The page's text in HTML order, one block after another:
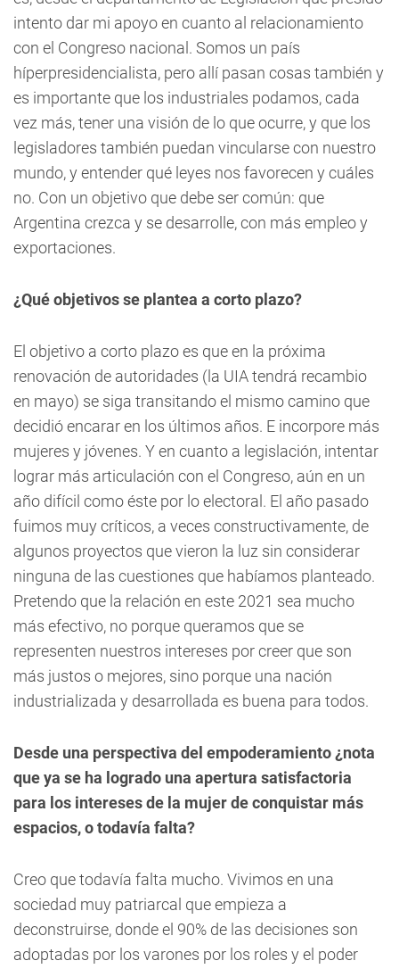
intento dar mi apoyo en cuanto al relacionamiento
con el Congreso nacional. Somos un país
híperpresidencialista, pero allí pasan cosas también y
es importante que los industriales podamos, cada
vez más, tener una visión de lo que ocurre, y que los
legisladores también puedan vincularse con nuestro
mundo, y entender qué leyes nos favorecen y cuáles
no. Con un objetivo que debe ser común: que
Argentina crezca y se desarrolle, con más empleo y
exportaciones.
¿Qué objetivos se plantea a corto plazo?
El objetivo a corto plazo es que en la próxima
renovación de autoridades (la UIA tendrá recambio
en mayo) se siga transitando el mismo camino que
decidió encarar en los últimos años. E incorpore más
mujeres y jóvenes. Y en cuanto a legislación, intentar
lograr más articulación con el Congreso, aún en un
año difícil como éste por lo electoral. El año pasado
fuimos muy críticos, a veces constructivamente, de
algunos proyectos que vieron la luz sin considerar
ninguna de las cuestiones que habíamos planteado.
Pretendo que la relación en este 2021 sea mucho
más efectivo, no porque queramos que se
representen nuestros intereses por creer que son
más justos o mejores, sino porque una nación
industrializada y desarrollada es buena para todos.
Desde una perspectiva del empoderamiento ¿nota
que ya se ha logrado una apertura satisfactoria
para los intereses de la mujer de conquistar más
espacios, o todavía falta?
Creo que todavía falta mucho. Vivimos en una
sociedad muy patriarcal que empieza a
deconstruirse, donde el 90% de las decisiones son
adoptadas por los varones por los roles y el poder